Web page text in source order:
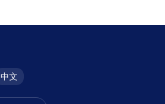
中文